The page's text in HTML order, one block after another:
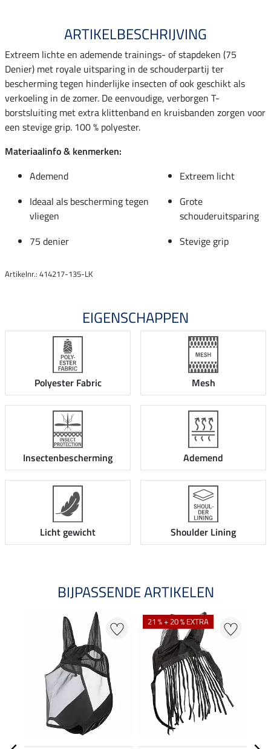
ARTIKELBESCHRIJVING
Extreem lichte en ademende trainings- of stapdeken (75
Denier) met royale uitsparing in de schouderpartij ter
bescherming tegen hinderlijke insecten of ook geschikt als
verkoeling in de zomer. De eenvoudige, verborgen T-
borstsluiting met extra klittenband en kruisbanden zorgen voor
een stevige grip. 100 % polyester.
Materiaalinfo & kenmerken:
Ademend
Extreem licht
Ideaal als bescherming tegen
vliegen
Grote
schouderuitsparing
75 denier
Stevige grip
Artikelnr.: 414217-135-LK
EIGENSCHAPPEN
Polyester Fabric Mesh
Insectenbescherming Ademend
Licht gewicht Shoulder Lining
BIJPASSENDE ARTIKELEN
21 % + 20 % EXTRA